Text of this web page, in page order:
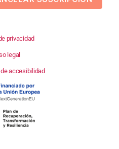
privacidad
legal
accesibilidad